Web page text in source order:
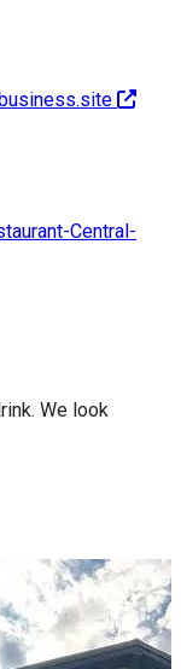
Central-
We look